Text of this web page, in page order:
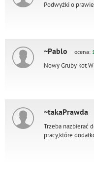
Podwyżki o
~Pablo ocena:
Nowy Gruby kot
~takaPrawda
Trzeba nazbierać
pracy,które